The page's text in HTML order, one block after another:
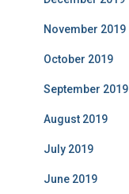
November 2019
October 2019
September 2019
August 2019
July 2019
June 2019